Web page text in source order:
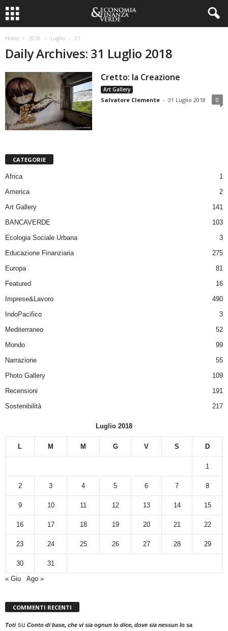
Home 2018 Luglio 31
Daily Archives: 31 Luglio 2018
Cretto: la Creazione
Art Gallery
Salvatore Clemente - 31 Luglio 2018 0
CATEGORIE
Africa
1
America
2
Art Gallery
141
BANCAVERDE
103
Ecologia Sociale Urbana
3
Educazione Finanziaria
275
Europa
81
Featured
16
Imprese&Lavoro
490
IndoPacifico
3
Mediterraneo
52
Mondo
99
Narrazione
55
Photo Gallery
109
Recensioni
191
Sostenibilità
217
Luglio 2018
L M M G V S D
1
2 3 4 5 6 7 8
9 10 11 12 13 14 15
16 17 18 19 20 21 22
23 24 25 26 27 28 29
30
31
« Giu
Ago »
COMMENTI RECENTI
Totisu Conto di base, che vi sia ognun lo dice, dove sia nessun lo sa